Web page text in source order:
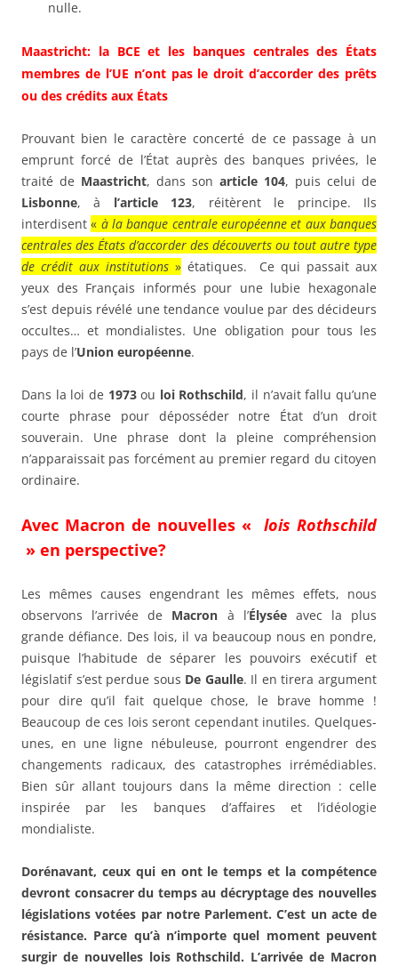
nulle.
Maastricht: la BCE et les banques centrales des États
membres de l’UE n’ont pas le droit d’accorder des prêts
ou des crédits aux États
Prouvant bien le caractère concerté de ce passage à un
emprunt forcé de l’État auprès des banques privées, le
traité de Maastricht, dans son article 104, puis celui de
Lisbonne, à l’article 123, réitèrent le principe. Ils
interdisent« à la banque centrale européenne et aux banques
centrales des États d’accorder des découverts ou tout autre type
de crédit aux institutions » étatiques. Ce qui passait aux
yeux des Français informés pour une lubie hexagonale
s’est depuis révélé une tendance voulue par des décideurs
occultes… et mondialistes. Une obligation pour tous les
pays de l’Union européenne.
Dans la loi de 1973ou loi Rothschild, il n’avait fallu qu’une
courte phrase pour déposséder notre État d’un droit
souverain. Une phrase dont la pleine compréhension
n’apparaissait pas forcément au premier regard du citoyen
ordinaire.
Avec Macron de nouvelles «
lois Rothschild
» en perspective?
Les mêmes causes engendrant les mêmes effets, nous
observons l’arrivée de Macron à l’Élyséeavec la plus
grande défiance. Des lois, il va beaucoup nous en pondre,
puisque l’habitude de séparer les pouvoirs exécutif et
législatif s’est perdue sous De Gaulle. Il en tirera argument
pour dire qu’il fait quelque chose, le brave homme !
Beaucoup de ces lois seront cependant inutiles. Quelques-
unes, en une ligne nébuleuse, pourront engendrer des
changements radicaux, des catastrophes irrémédiables.
Bien sûr allant toujours dans la même direction : celle
inspirée par les banques d’affaires et l’idéologie
mondialiste.
Dorénavant, ceux qui en ont le temps et la compétence
devront consacrer du temps au décryptage des nouvelles
législations votées par notre Parlement. C’est un acte de
résistance. Parce qu’à n’importe quel moment peuvent
surgir de nouvelles lois Rothschild. L’arrivée de Macron